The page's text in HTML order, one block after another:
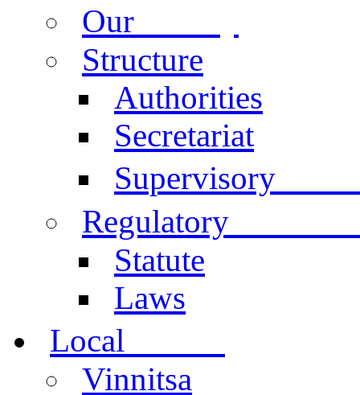
Our
Structure
Authorities
Secretariat
Supervisory
Regulatory
Statute
Laws
Local
Vinnitsa